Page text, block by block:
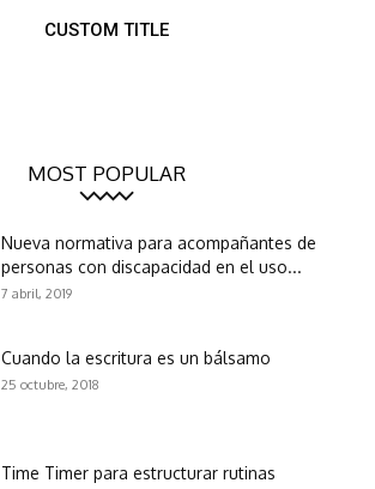
CUSTOM TITLE
MOST POPULAR
Nueva normativa para acompañantes de
personas con discapacidad en el uso...
7 abril, 2019
Cuando la escritura es un bálsamo
25 octubre, 2018
Time Timer para estructurar rutinas